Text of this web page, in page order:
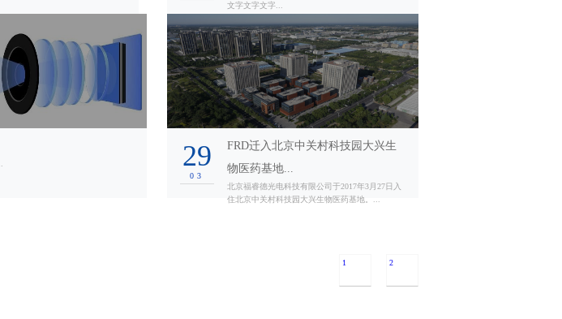
文字文字文字...
29
03
FRD迁入北京中关村科技园大兴生
物医药基地...
北京福睿德光电科技有限公司于2017年3月27日入
住北京中关村科技园大兴生物医药基地。...
1 2